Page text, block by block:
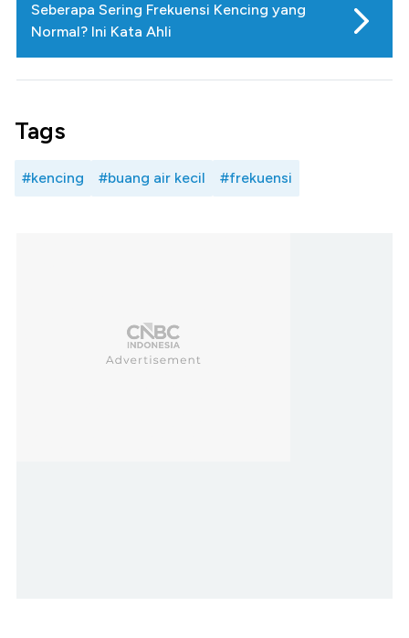
Seberapa Sering Frekuensi Kencing yang
Normal? Ini Kata Ahli
Tags
#kencing #buang air kecil #frekuensi